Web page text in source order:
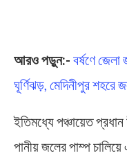
আরও পড়ুন:- বর্ষণে
ঘূর্ণিঝড়, মেদিনীপুর শহরে
ইতিমধ্যে পঞ্চায়েত
পানীয় জলের পাম্প চালিয়ে